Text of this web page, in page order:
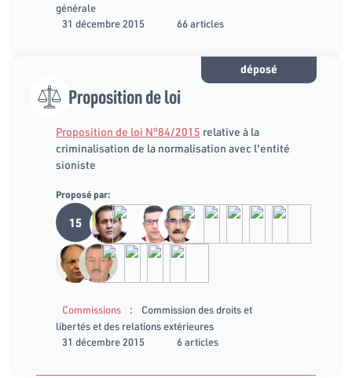
générale
31 décembre 2015
66 articles
déposé
Proposition de loi
Proposition de loi N°84/2015 relative à la
criminalisation de la normalisation avec l'entité
sioniste
Proposé par:
15
Commissions :
Commission des droits et
libertés et des relations extérieures
31 décembre 2015
6 articles